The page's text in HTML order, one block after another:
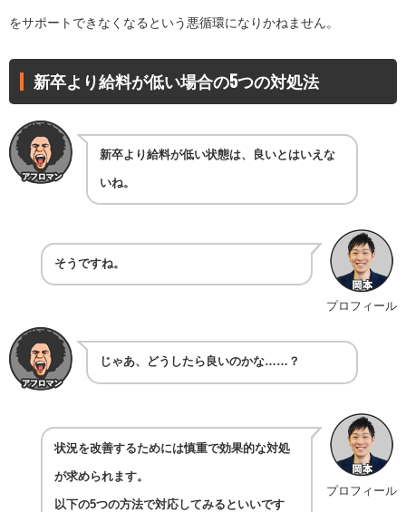
をサポートできなくなるという悪循環になりかねません。
新卒より給料が低い場合の5つの対処法
新卒より給料が低い状態は、良いとはいえな
いね。
プロフィール
そうですね。
じゃあ、どうしたら良いのかな……？
プロフィール
状況を改善するためには慎重で効果的な対処
が求められます。
以下の5つの方法で対応してみるといいです